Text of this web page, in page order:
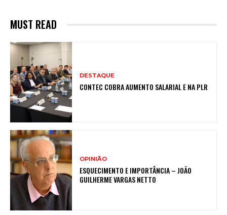
MUST READ
DESTAQUE
CONTEC COBRA AUMENTO SALARIAL E NA PLR
OPINIÃO
ESQUECIMENTO E IMPORTÂNCIA – JOÃO
GUILHERME VARGAS NETTO